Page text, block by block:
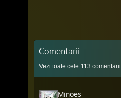
Comentarii
Vezi toate cele 113 comentarii
Minoes